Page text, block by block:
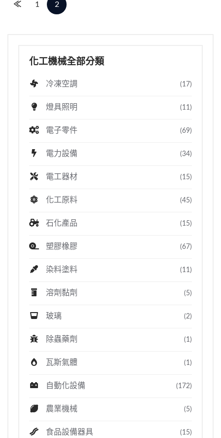
化工機械全部分類
冷凍空調 (17)
燈具照明 (11)
電子零件 (69)
電力設備 (34)
電工器材 (15)
化工原料 (45)
石化產品 (15)
塑膠橡膠 (67)
染料塗料 (11)
溶劑黏劑 (5)
玻璃 (2)
除蟲藥劑 (1)
瓦斯氣體 (1)
自動化設備 (172)
農業機械 (5)
食品設備器具 (15)
≪ 1 2